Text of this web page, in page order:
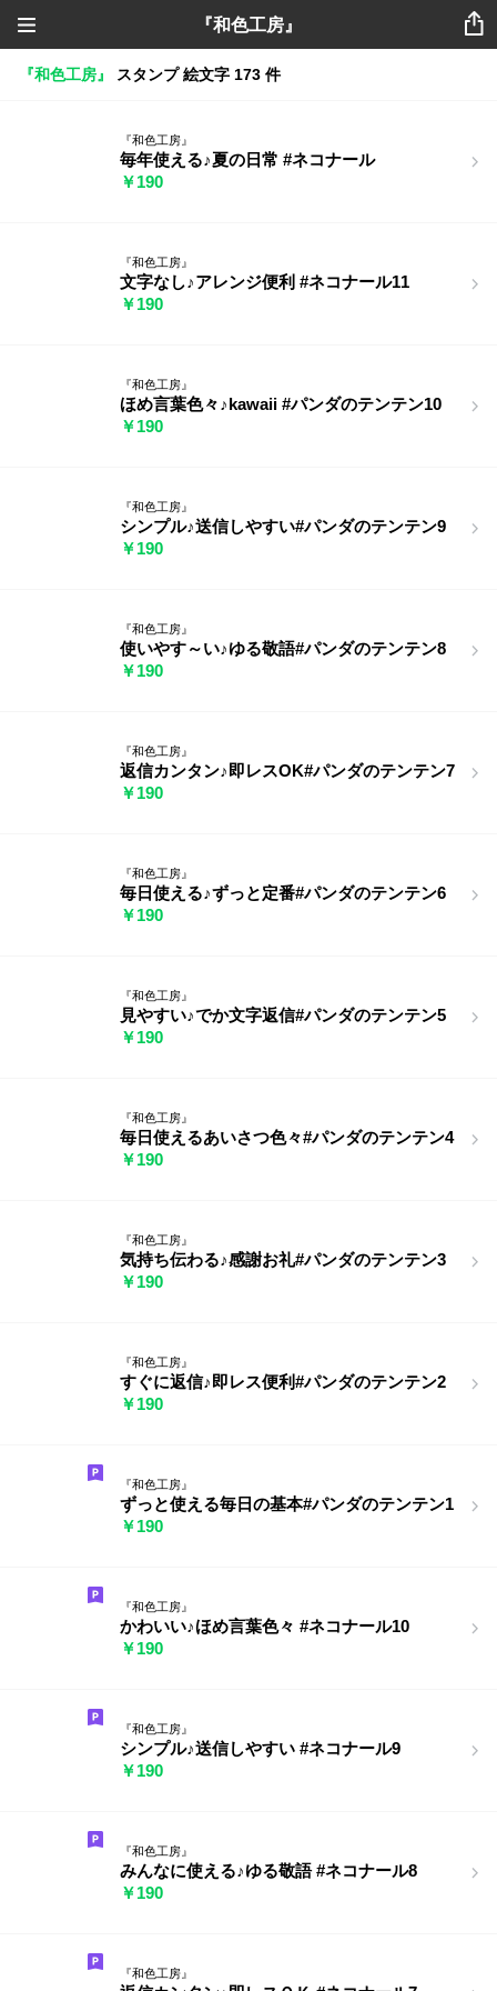
『和色工房』
『和色工房』 スタンプ 絵文字 173 件
『和色工房』
毎年使える♪夏の日常 #ネコナール
￥190
『和色工房』
文字なし♪アレンジ便利 #ネコナール11
￥190
『和色工房』
ほめ言葉色々♪kawaii #パンダのテンテン10
￥190
『和色工房』
シンプル♪送信しやすい#パンダのテンテン9
￥190
『和色工房』
使いやす～い♪ゆる敬語#パンダのテンテン8
￥190
『和色工房』
返信カンタン♪即レスOK#パンダのテンテン7
￥190
『和色工房』
毎日使える♪ずっと定番#パンダのテンテン6
￥190
『和色工房』
見やすい♪でか文字返信#パンダのテンテン5
￥190
『和色工房』
毎日使えるあいさつ色々#パンダのテンテン4
￥190
『和色工房』
気持ち伝わる♪感謝お礼#パンダのテンテン3
￥190
『和色工房』
すぐに返信♪即レス便利#パンダのテンテン2
￥190
『和色工房』
ずっと使える毎日の基本#パンダのテンテン1
￥190
『和色工房』
かわいい♪ほめ言葉色々 #ネコナール10
￥190
『和色工房』
シンプル♪送信しやすい #ネコナール9
￥190
『和色工房』
みんなに使える♪ゆる敬語 #ネコナール8
￥190
『和色工房』